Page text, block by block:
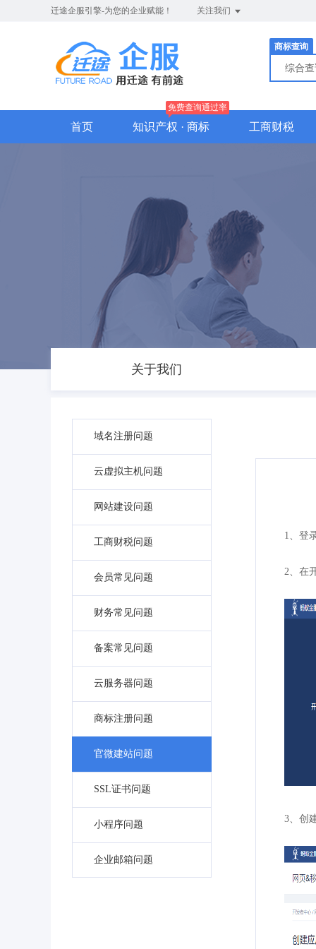
迁途企服引擎-为您的企业赋能！ 关注我们
商标查询
综合
首页 知识产权 · 商标
免费查询通过率
工商财税
关于我们
域名注册问题
云虚拟主机问题
网站建设问题
工商财税问题
会员常见问题
财务常见问题
备案常见问题
云服务器问题
商标注册问题
官微建站问题
SSL证书问题
小程序问题
企业邮箱问题
1、登
2、在
3、创